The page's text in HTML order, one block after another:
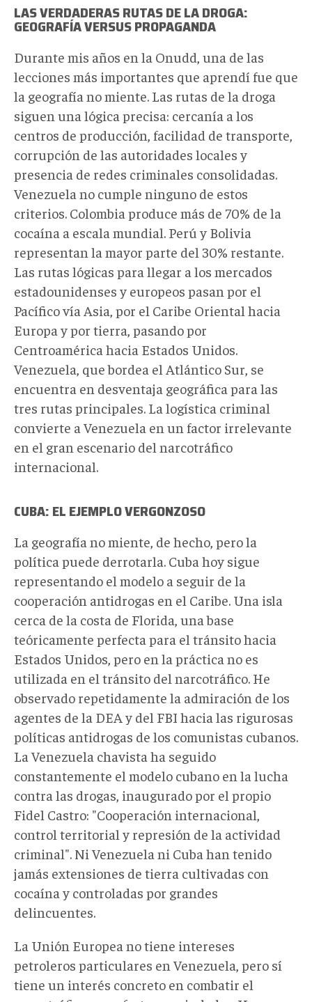
LAS VERDADERAS RUTAS DE LA DROGA:
GEOGRAFÍA VERSUS PROPAGANDA
Durante mis años en la Onudd, una de las
lecciones más importantes que aprendí fue que
la geografía no miente. Las rutas de la droga
siguen una lógica precisa: cercanía a los
centros de producción, facilidad de transporte,
corrupción de las autoridades locales y
presencia de redes criminales consolidadas.
Venezuela no cumple ninguno de estos
criterios. Colombia produce más de 70% de la
cocaína a escala mundial. Perú y Bolivia
representan la mayor parte del 30% restante.
Las rutas lógicas para llegar a los mercados
estadounidenses y europeos pasan por el
Pacífico vía Asia, por el Caribe Oriental hacia
Europa y por tierra, pasando por
Centroamérica hacia Estados Unidos.
Venezuela, que bordea el Atlántico Sur, se
encuentra en desventaja geográfica para las
tres rutas principales. La logística criminal
convierte a Venezuela en un factor irrelevante
en el gran escenario del narcotráfico
internacional.
CUBA: EL EJEMPLO VERGONZOSO
La geografía no miente, de hecho, pero la
política puede derrotarla. Cuba hoy sigue
representando el modelo a seguir de la
cooperación antidrogas en el Caribe. Una isla
cerca de la costa de Florida, una base
teóricamente perfecta para el tránsito hacia
Estados Unidos, pero en la práctica no es
utilizada en el tránsito del narcotráfico. He
observado repetidamente la admiración de los
agentes de la DEA y del FBI hacia las rigurosas
políticas antidrogas de los comunistas cubanos.
La Venezuela chavista ha seguido
constantemente el modelo cubano en la lucha
contra las drogas, inaugurado por el propio
Fidel Castro: "Cooperación internacional,
control territorial y represión de la actividad
criminal". Ni Venezuela ni Cuba han tenido
jamás extensiones de tierra cultivadas con
cocaína y controladas por grandes
delincuentes.
La Unión Europea no tiene intereses
petroleros particulares en Venezuela, pero sí
tiene un interés concreto en combatir el